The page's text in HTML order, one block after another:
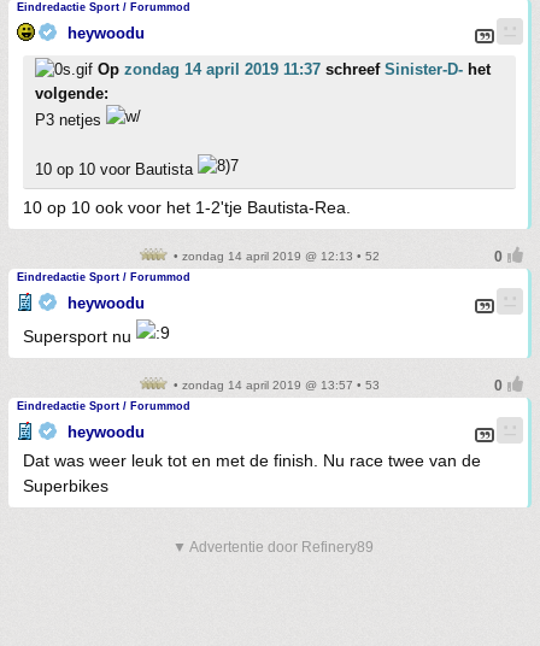
Eindredactie Sport / Forummod
heywoodu
Op zondag 14 april 2019 11:37 schreef Sinister-D- het
volgende:
P3 netjes
10 op 10 voor Bautista
10 op 10 ook voor het 1-2'tje Bautista-Rea.
• zondag 14 april 2019 @ 12:13 • 52
Eindredactie Sport / Forummod
heywoodu
Supersport nu
• zondag 14 april 2019 @ 13:57 • 53
Eindredactie Sport / Forummod
heywoodu
Dat was weer leuk tot en met de finish. Nu race twee van de
Superbikes
▼ Advertentie door Refinery89